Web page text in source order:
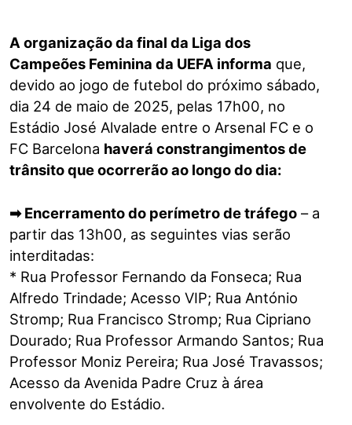
A organização da final da Liga dos
Campeões Feminina da UEFA informa que,
devido ao jogo de futebol do próximo sábado,
dia 24 de maio de 2025, pelas 17h00, no
Estádio José Alvalade entre o Arsenal FC e o
FC Barcelona haverá constrangimentos de
trânsito que ocorrerão ao longo do dia:
➡ Encerramento do perímetro de tráfego – a
partir das 13h00, as seguintes vias serão
interditadas:
* Rua Professor Fernando da Fonseca; Rua
Alfredo Trindade; Acesso VIP; Rua António
Stromp; Rua Francisco Stromp; Rua Cipriano
Dourado; Rua Professor Armando Santos; Rua
Professor Moniz Pereira; Rua José Travassos;
Acesso da Avenida Padre Cruz à área
envolvente do Estádio.